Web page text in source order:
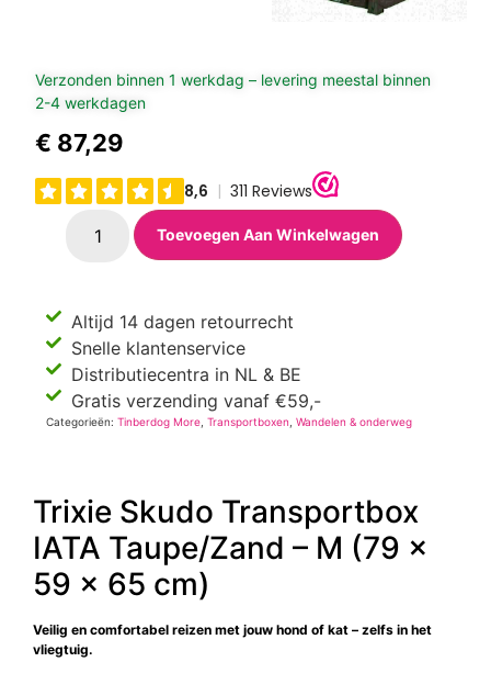
Verzonden binnen 1 werkdag – levering meestal binnen
2-4 werkdagen
€ 87,29
Toevoegen Aan Winkelwagen
Altijd 14 dagen retourrecht
Snelle klantenservice
Distributiecentra in NL & BE
Gratis verzending vanaf €59,-
Categorieën:Tinberdog More,Transportboxen,Wandelen & onderweg
Trixie Skudo Transportbox
IATA Taupe/Zand – M (79 ×
59 × 65 cm)
Veilig en comfortabel reizen met jouw hond of kat – zelfs in het
vliegtuig.